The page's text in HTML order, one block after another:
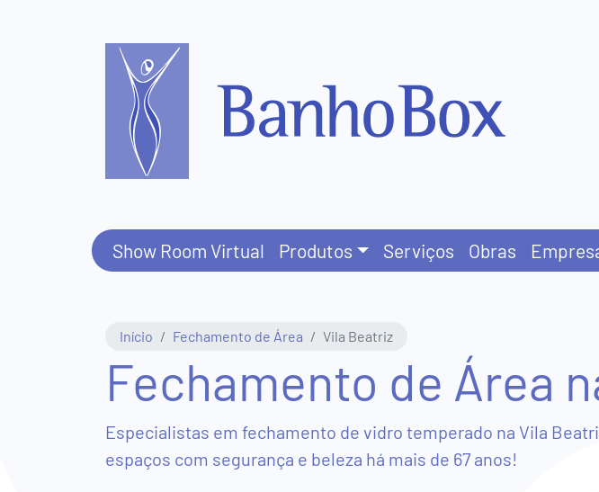
Show Room Virtual Produtos Serviços Obras
Início Fechamento de Área Vila Beatriz
Fechamento de Área
Especialistas em fechamento de vidro temperado na Vila
espaços com segurança e beleza há mais de 67 anos!